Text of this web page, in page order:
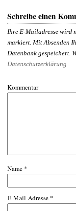
Schreibe einen
Ihre E-Mailadresse wird
markiert. Mit Absenden
Datenbank gespeichert.
Datenschutzerklärung
Kommentar
Name *
E-Mail-Adresse *